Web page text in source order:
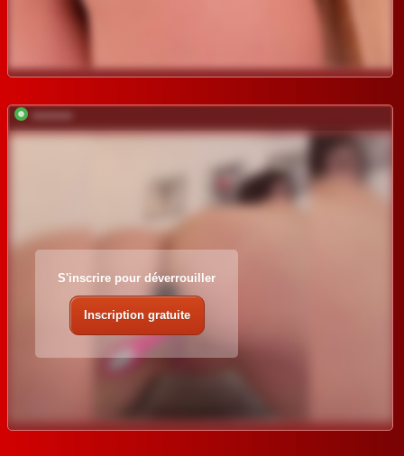
S'inscrire pour déverrouiller
Inscription gratuite